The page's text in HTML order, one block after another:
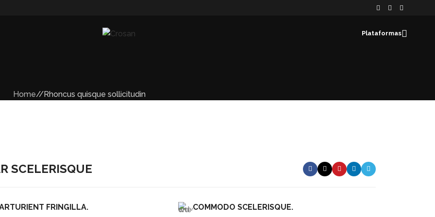
Plataformas
Home Rhoncus quisque sollicitudin
SCELERISQUE
FRINGILLA.
COMMODO SCELERISQUE.